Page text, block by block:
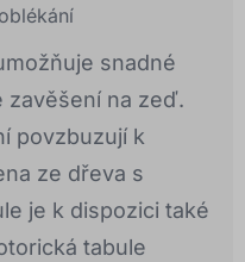
snadné
zavěšení na zeď.
povzbuzují k
ze dřeva s
je k dispozici také
tabule